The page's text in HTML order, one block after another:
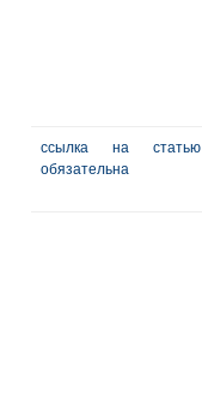
ссылка на статью
обязательна